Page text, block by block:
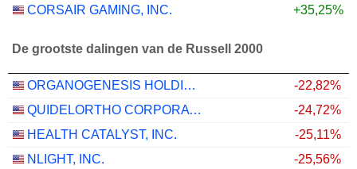
CORSAIR GAMING, INC.
+35,25%
De grootste dalingen van de Russell 2000
ORGANOGENESIS HOLDINGS INC.
-22,82%
QUIDELORTHO CORPORATION
-24,72%
HEALTH CATALYST, INC.
-25,11%
NLIGHT, INC.
-25,56%